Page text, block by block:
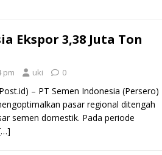
Ekspor 3,38 Juta Ton
pm uki 0
– PT Semen Indonesia (Persero)
pasar regional ditengah
semen domestik. Pada periode